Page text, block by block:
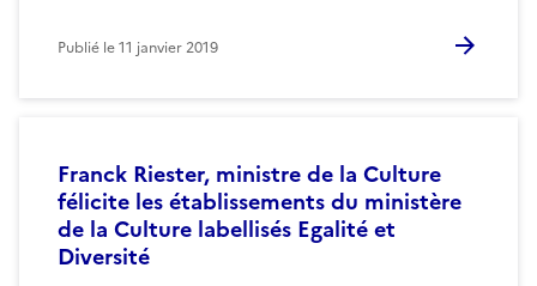
Publié le11 janvier 2019
Franck Riester, ministre de la Culture
félicite les établissements du ministère
de la Culture labellisés Egalité et
Diversité